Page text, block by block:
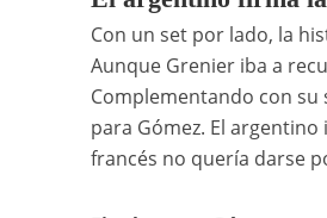
Con un set por lado, la
Aunque Grenier iba a
Complementando con
para Gómez. El
francés no quería darse